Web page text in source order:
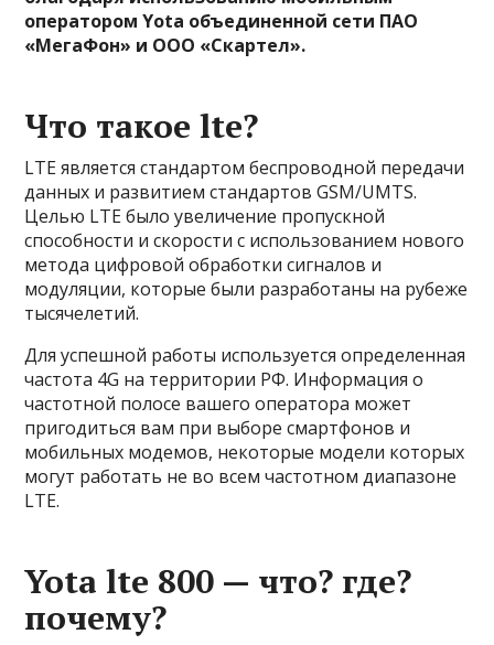
оператором Yota объединенной сети ПАО
«МегаФон» и ООО «Скартел».
Что такое lte?
LTE является стандартом беспроводной передачи
данных и развитием стандартов GSM/UMTS.
Целью LTE было увеличение пропускной
способности и скорости с использованием нового
метода цифровой обработки сигналов и
модуляции, которые были разработаны на рубеже
тысячелетий.
Для успешной работы используется определенная
частота 4G на территории РФ. Информация о
частотной полосе вашего оператора может
пригодиться вам при выборе смартфонов и
мобильных модемов, некоторые модели которых
могут работать не во всем частотном диапазоне
LTE.
Yota lte 800 — что? где?
почему?